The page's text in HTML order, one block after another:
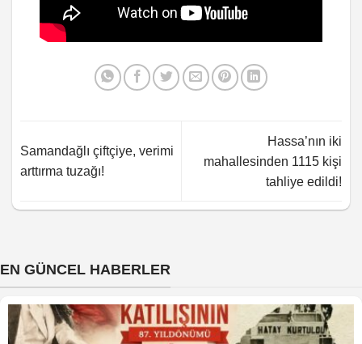
Samandağlı çiftçiye, verimi
arttırma tuzağı!
Hassa’nın iki
mahallesinden 1115 kişi
tahliye edildi!
EN GÜNCEL HABERLER